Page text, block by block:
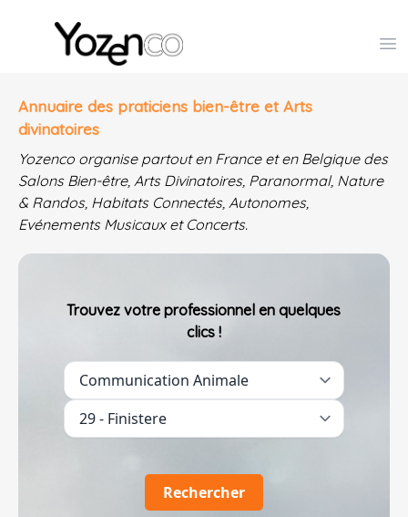
Yozenco - Organisateur de Salons, Evénements et
Annuaire des praticiens bien-être et Arts
divinatoires
Yozenco organise partout en France et en Belgique des
Salons Bien-être, Arts Divinatoires, Paranormal, Nature
& Randos, Habitats Connectés, Autonomes,
Evénements Musicaux et Concerts.
Trouvez votre professionnel en quelques
clics !
Rechercher